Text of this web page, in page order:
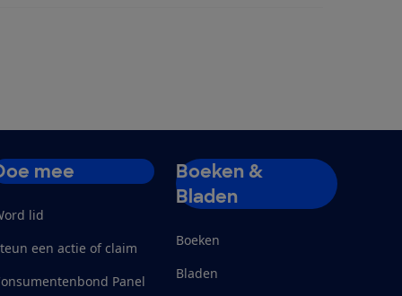
mee
lid
een actie of claim
Panel
Boeken &
Bladen
Boeken
Bladen